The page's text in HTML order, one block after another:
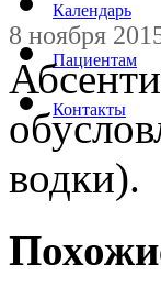
Календарь
Пациентам
Контакты
8 ноября
водки).